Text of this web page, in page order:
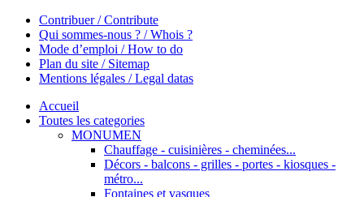
Contribuer / Contribute
Qui sommes-nous ? / Whois ?
Mode d’emploi / How to do
Plan du site / Sitemap
Mentions légales / Legal datas
Accueil
Toutes les categories
MONUMEN
Chauffage - cuisinières - cheminées...
Décors - balcons - grilles - portes - kiosques -
métro...
Fontaines et vasques